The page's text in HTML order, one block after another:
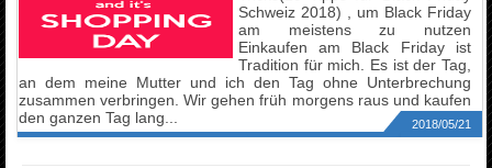
Schweiz 2018) , um Black Friday
am meistens zu nutzen
Einkaufen am Black Friday ist
Tradition für mich. Es ist der Tag,
an dem meine Mutter und ich den Tag ohne Unterbrechung
zusammen verbringen. Wir gehen früh morgens raus und kaufen
den ganzen Tag lang...
2018/05/21